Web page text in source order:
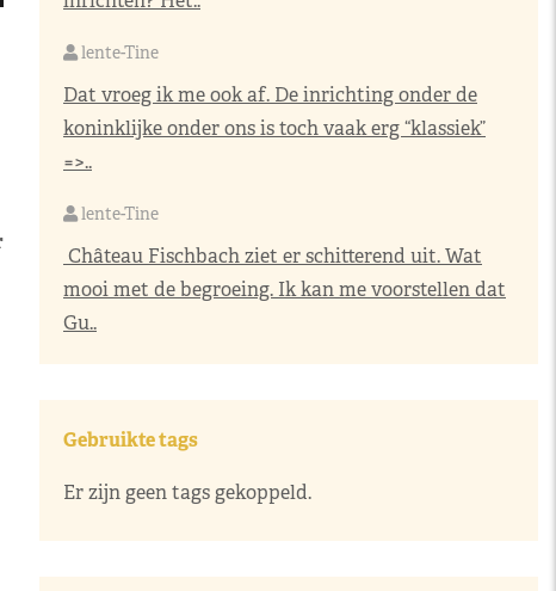
lente-Tine
Dat vroeg ik me ook af. De inrichting onder de
koninklijke onder ons is toch vaak erg “klassiek”
=>..
lente-Tine
Château Fischbach ziet er schitterend uit. Wat
mooi met de begroeing. Ik kan me voorstellen dat
Gu..
Gebruikte tags
Er zijn geen tags gekoppeld.